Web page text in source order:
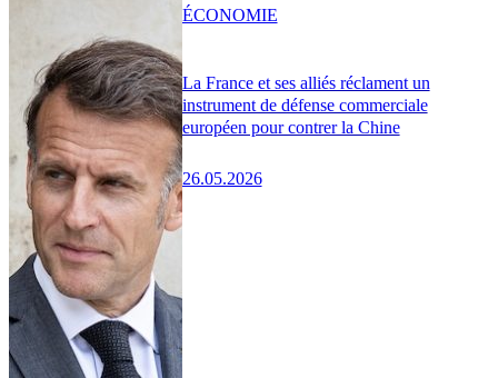
La France et ses alliés réclament un
instrument de défense commerciale
européen pour contrer la Chine
26.05.2026
ÉCONOMIE